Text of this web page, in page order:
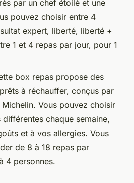
par un chef étoilé et une
pouvez choisir entre 4
expert, liberté, liberté +
1 et 4 repas par jour, pour 1
box repas propose des
à réchauffer, conçus par
Vous pouvez choisir
chaque semaine,
et à vos allergies. Vous
de 8 à 18 repas par
4 personnes.